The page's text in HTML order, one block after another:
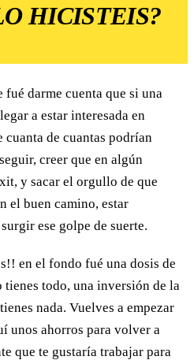
HICISTEIS?
fué darme cuenta que si una
a estar interesada en
cuanta de cuantas podrían
creer que en algún
y sacar el orgullo de que
el buen camino, estar
ese golpe de suerte.
en el fondo fué una dosis de
todo, una inversión de la
nada. Vuelves a empezar
unos ahorros para volver a
que te gustaría trabajar para